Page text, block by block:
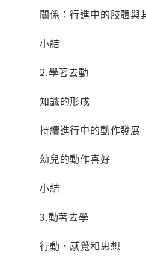
關係：行進中的肢體
小結
2.學著去動
知識的形成
持續進行中的動作發展
幼兒的動作喜好
小結
3.動著去學
行動、感覺和思想